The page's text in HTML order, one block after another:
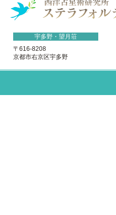
宇多野・望月荘
〒616-8208
京都市右京区宇多野